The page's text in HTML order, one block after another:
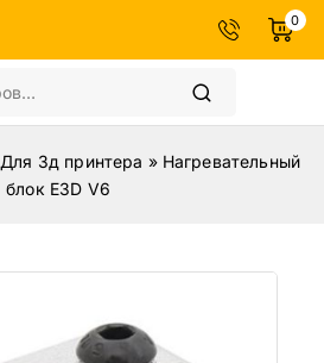
0
Для 3д принтера » Нагревательный
блок E3D V6